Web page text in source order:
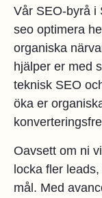
Vår SEO-byrå i
seo optimera
organiska
hjälper er med
teknisk SEO
öka er
Oavsett om ni
locka fler
mål. Med